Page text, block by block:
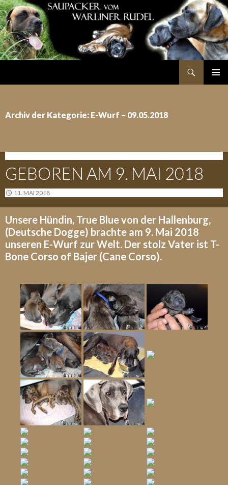
Archiv der Kategorie: E-Wurf – 09.05.2018
GEBOREN AM 9. MAI 2018
11. MAI 2018
Unsere Hündin, True Blue von der Hallenburg,
(Deutsche Dogge) brachte am 9. Mai 2018
unseren E-Wurf zur Welt. Der stolz Vater ist T-
Bone Corso of Bajer (Cane Corso).